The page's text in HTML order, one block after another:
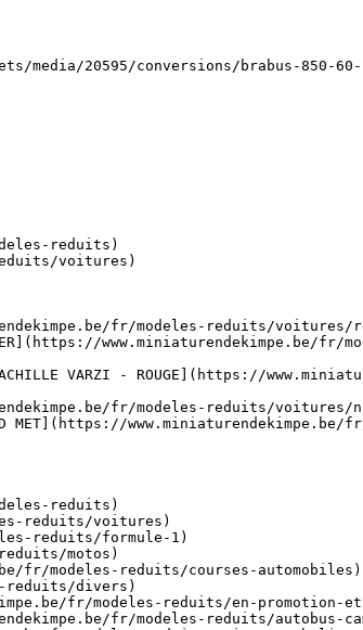
20595/conversions/brabus-850-
reduits)
voitures)
fr/modeles-reduits/voitures/
SILVER](https://
ACHILLE VARZI - ROUGE](https://
fr/modeles-reduits/
RED MET](https://
reduits)